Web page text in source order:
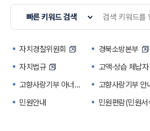
빠른 키워드 검색
자치경찰위원회 경북소방본부
자치법규
고액·상습 체납자 명단
고향사랑기부 아너스 클럽
고향사랑기부 안
민원안내
민원편람(민원서